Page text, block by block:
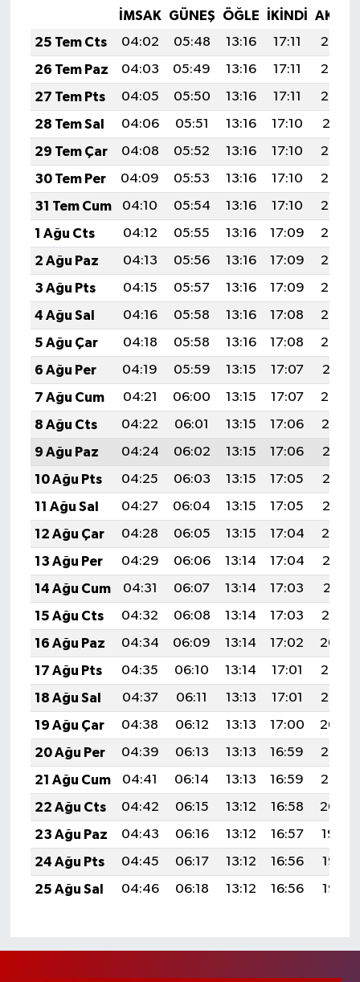
İMSAK GÜNEŞ ÖĞLE İKINDI
25 Tem Cts
04:02 05:48 13:16 17:11
20:34
26 Tem Paz
04:03 05:49 13:16 17:11
20:33
27 Tem Pts
04:05 05:50 13:16 17:11
20:32
28 Tem Sal
04:06 05:51 13:16 17:10
20:31
29 Tem Çar
04:08 05:52 13:16 17:10
20:30
30 Tem Per
04:09 05:53 13:16 17:10
20:29
31 Tem Cum
04:10 05:54 13:16 17:10
20:28
1 Ağu Cts
04:12 05:55 13:16 17:09
20:27
2 Ağu Paz
04:13 05:56 13:16 17:09
20:26
3 Ağu Pts
04:15 05:57 13:16 17:09
20:25
4 Ağu Sal
04:16 05:58 13:16 17:08
20:24
5 Ağu Çar
04:18 05:58 13:16 17:08
20:23
6 Ağu Per
04:19 05:59 13:15 17:07
20:21
7 Ağu Cum
04:21 06:00 13:15 17:07
20:20
8 Ağu Cts
04:22 06:01 13:15 17:06
20:19
9 Ağu Paz
04:24 06:02 13:15 17:06
20:18
10 Ağu Pts
04:25 06:03 13:15 17:05
20:17
11 Ağu Sal
04:27 06:04 13:15 17:05
20:15
12 Ağu Çar
04:28 06:05 13:15 17:04
20:14
13 Ağu Per
04:29 06:06 13:14 17:04
20:13
14 Ağu Cum
04:31 06:07 13:14 17:03
20:11
15 Ağu Cts
04:32 06:08 13:14 17:03
20:10
16 Ağu Paz
04:34 06:09 13:14 17:02
20:09
17 Ağu Pts
04:35 06:10 13:14 17:01
20:07
18 Ağu Sal
04:37 06:11 13:13 17:01
20:06
19 Ağu Çar
04:38 06:12 13:13 17:00
20:04
20 Ağu Per
04:39 06:13 13:13 16:59
20:03
21 Ağu Cum
04:41 06:14 13:13 16:59
20:02
22 Ağu Cts
04:42 06:15 13:12 16:58
20:00
23 Ağu Paz
04:43 06:16 13:12 16:57
19:59
24 Ağu Pts
04:45 06:17 13:12 16:56
19:57
25 Ağu Sal
04:46 06:18 13:12 16:56 19:56